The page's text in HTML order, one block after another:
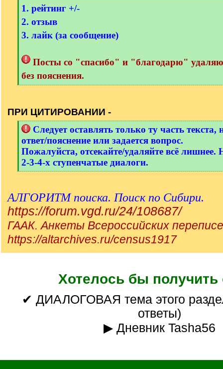
[
q
]
1. рейтинг +/-
2. отзыв
3. лайк (за сообщение)
Посты со "спасибо" и "благодарю"
без пояснения.
[
]
ПРИ ЦИТИРОВАНИИ -
[
]
Следует оставлять только ту часть текста,
ответ/пояснение или задается вопрос.
Пожалуйста, отсекайте/удаляйте всё лишнее.
2-3-4-х ступенчатые диалоги.
[
]
АЛГОРИТМ поиска. Поиск по Сибири.
https://forum.vgd.ru/24/108687/
ГААК. Анкеты Всероссийских
https://altarchives.ru/census1917
Хотелось бы получить
✔ ДИАЛОГОВАЯ тема этого раздела (вопросы/
ответы)
▶ Дневник Tasha56